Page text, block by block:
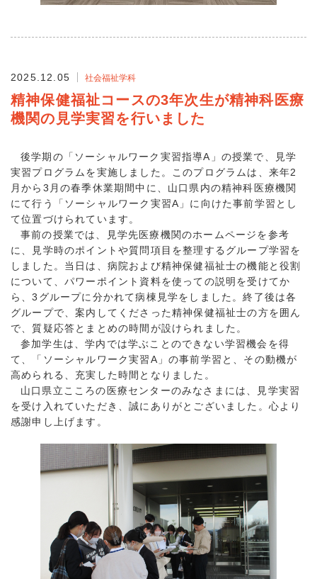
2025.12.05 社会福祉学科
精神保健福祉コースの3年次生が精神科医療
機関の見学実習を行いました
後学期の「ソーシャルワーク実習指導A」の授業で、見学
実習プログラムを実施しました。このプログラムは、来年2
月から3月の春季休業期間中に、山口県内の精神科医療機関
にて行う「ソーシャルワーク実習A」に向けた事前学習とし
て位置づけられています。
事前の授業では、見学先医療機関のホームページを参考
に、見学時のポイントや質問項目を整理するグループ学習を
しました。当日は、病院および精神保健福祉士の機能と役割
について、パワーポイント資料を使っての説明を受けてか
ら、3グループに分かれて病棟見学をしました。終了後は各
グループで、案内してくださった精神保健福祉士の方を囲ん
で、質疑応答とまとめの時間が設けられました。
参加学生は、学内では学ぶことのできない学習機会を得
て、「ソーシャルワーク実習A」の事前学習と、その動機が
高められる、充実した時間となりました。
山口県立こころの医療センターのみなさまには、見学実習
を受け入れていただき、誠にありがとございました。心より
感謝申し上げます。